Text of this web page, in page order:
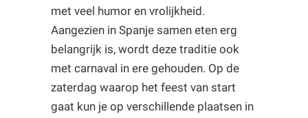
met veel humor en vrolijkheid.
Aangezien in Spanje samen eten erg
belangrijk is, wordt deze traditie ook
met carnaval in ere gehouden. Op de
zaterdag waarop het feest van start
gaat kun je op verschillende plaatsen in